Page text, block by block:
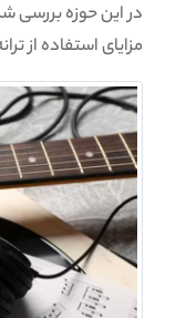
در این حوزه بررسی
مزایای استفاده از